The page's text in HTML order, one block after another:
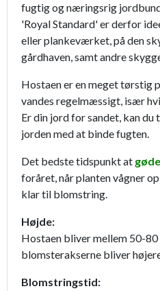
fugtig og næringsrig
'Royal Standard' er derfor
eller plankeværket, på den
gårdhaven, samt andre
Hostaen er en meget tørstig
vandes regelmæssigt, især
Er din jord for sandet, kan
jorden med at binde fugten.
Det bedste tidspunkt at
foråret, når planten vågner
klar til blomstring.
Højde:
Hostaen bliver mellem 50-80
blomsterakserne bliver
Blomstringstid: